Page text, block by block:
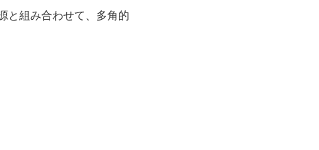
と組み合わせて、多角的